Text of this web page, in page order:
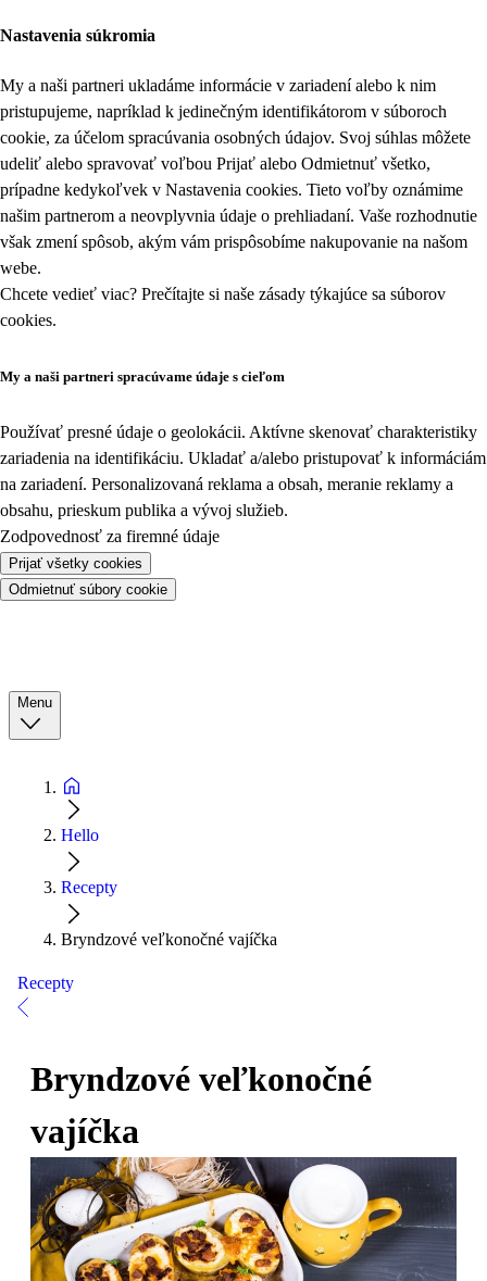
Nastavenia súkromia
My a naši partneri ukladáme informácie v zariadení alebo k nim
pristupujeme, napríklad k jedinečným identifikátorom v súboroch
cookie, za účelom spracúvania osobných údajov. Svoj súhlas môžete
udeliť alebo spravovať voľbou Prijať alebo Odmietnuť všetko,
prípadne kedykoľvek v Nastavenia cookies. Tieto voľby oznámime
našim partnerom a neovplyvnia údaje o prehliadaní. Vaše rozhodnutie
však zmení spôsob, akým vám prispôsobíme nakupovanie na našom
webe.
Chcete vedieť viac? Prečítajte si naše zásady týkajúce sa súborov
cookies.
My a naši partneri spracúvame údaje s cieľom
Používať presné údaje o geolokácii. Aktívne skenovať charakteristiky
zariadenia na identifikáciu. Ukladať a/alebo pristupovať k informáciám
na zariadení. Personalizovaná reklama a obsah, meranie reklamy a
obsahu, prieskum publika a vývoj služieb.
Zodpovednosť za firemné údaje
Prijať všetky cookies
Odmietnuť súbory cookie
Menu
Hello
Recepty
Bryndzové veľkonočné vajíčka
Recepty
Bryndzové veľkonočné
vajíčka